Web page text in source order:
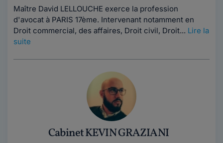
Maître David LELLOUCHE exerce la profession
d'avocat à PARIS 17ème. Intervenant notamment en
Droit commercial, des affaires, Droit civil, Droit... Lire la
suite
Cabinet KEVIN GRAZIANI